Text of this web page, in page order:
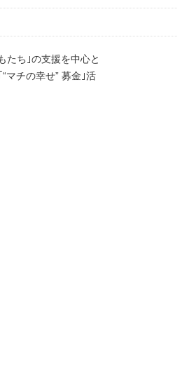
たち｣の支援を中心と
マチの幸せ” 募金｣活